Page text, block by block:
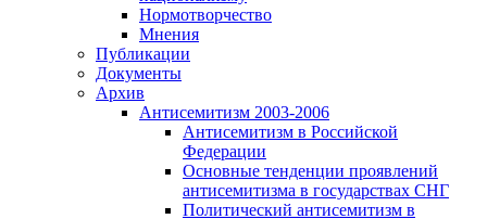
Нормотворчество
Мнения
Публикации
Документы
Архив
Антисемитизм 2003-2006
Антисемитизм в Российской
Федерации
Основные тенденции проявлений
антисемитизма в государствах СНГ
Политический антисемитизм в